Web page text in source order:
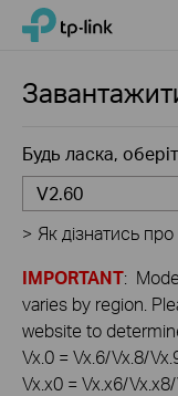
Click
navigation
TP-Link, Reliably Smart
Будь ласка,
V2.60
> Як дізнатись
IMPORTANT:
varies by region.
website to
Vx.0 = Vx.6/Vx.8/
Vx.x0 = Vx.x6/